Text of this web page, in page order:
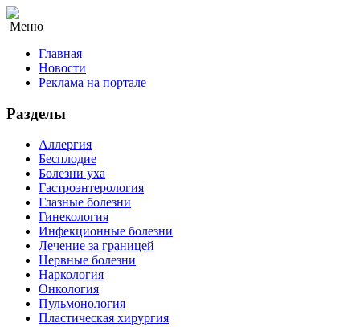
Меню
Главная
Новости
Реклама на портале
Разделы
Аллергия
Бесплодие
Болезни уха
Гастроэнтерология
Глазные болезни
Гинекология
Инфекционные болезни
Лечение за границей
Нервные болезни
Наркология
Онкология
Пульмонология
Пластическая хирургия